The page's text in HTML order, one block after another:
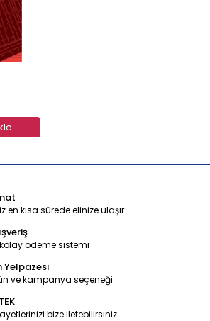
en kısa sürede elinize ulaşır.
ödeme sistemi
Yelpazesi
ve kampanya seçeneği
bize iletebilirsiniz.